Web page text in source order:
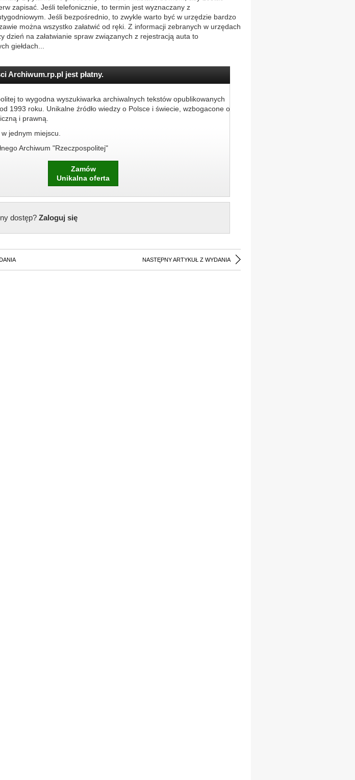
zapisać. Jeśli telefonicznie, to termin jest wyznaczany z
Jeśli bezpośrednio, to zwykle warto być w urzędzie bardzo
można wszystko załatwić od ręki. Z informacji zebranych w urzędach
dzień na załatwianie spraw związanych z rejestracją auta to
giełdach...
Archiwum.rp.pl jest płatny.
to wygodna wyszukiwarka archiwalnych tekstów opublikowanych
1993 roku. Unikalne źródło wiedzy o Polsce i świecie, wzbogacone o
i prawną.
jednym miejscu.
Archiwum "Rzeczpospolitej"
Zamów
Unikalna oferta
dostęp?Zaloguj się
NASTĘPNY ARTYKUŁ Z WYDANIA